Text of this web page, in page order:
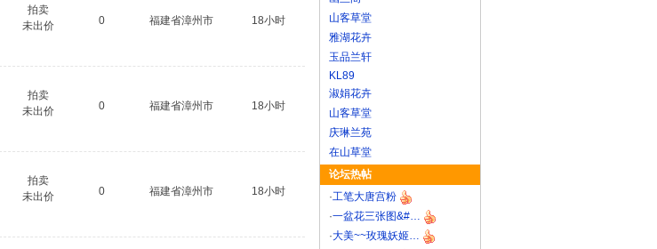
山客草堂
雅湖花卉
玉品兰轩
KL89
淑娟花卉
山客草堂
庆琳兰苑
在山草堂
论坛热帖
·工笔大唐宫粉
·一盆花三张图&#…
·大美~~玫瑰妖姬…
拍卖
未出价
0 福建省漳州市 18小时
拍卖
未出价
0 福建省漳州市 18小时
拍卖
未出价
0 福建省漳州市 18小时